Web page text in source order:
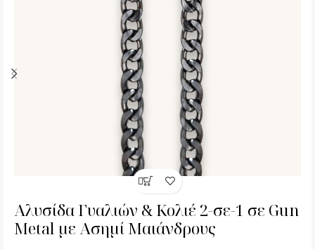
Αλυσίδα Γυαλιών & Κολιέ 2-σε-1 σε Gun
Metal με Ασημί Μαιάνδρους